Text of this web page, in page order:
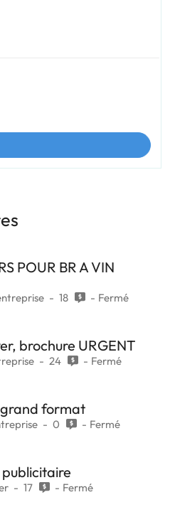
POUR BR A VIN
18 Fermé
brochure URGENT
24 Fermé
format
0 Fermé
17 Fermé